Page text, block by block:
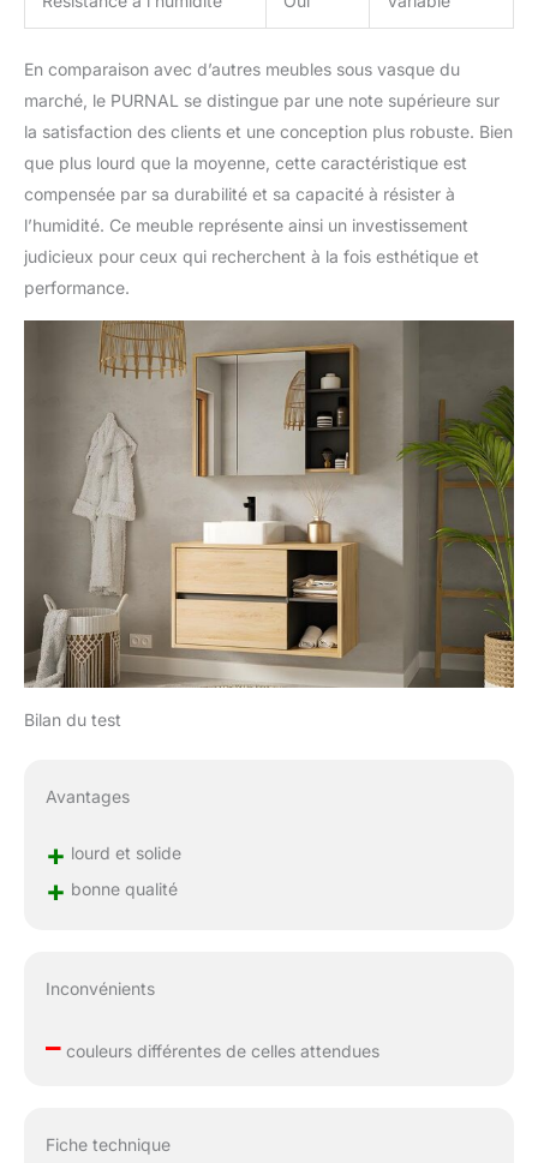
En comparaison avec d’autres meubles sous vasque du
marché, le PURNAL se distingue par une note supérieure sur
la satisfaction des clients et une conception plus robuste. Bien
que plus lourd que la moyenne, cette caractéristique est
compensée par sa durabilité et sa capacité à résister à
l’humidité. Ce meuble représente ainsi un investissement
judicieux pour ceux qui recherchent à la fois esthétique et
performance.
Bilan du test
Avantages
+ lourd et solide
+ bonne qualité
Inconvénients
–couleurs différentes de celles attendues
Fiche technique